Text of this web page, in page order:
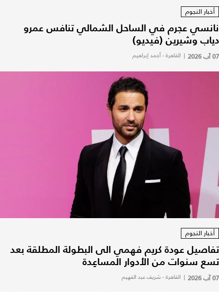
أخبار النجوم
نانسي عجرم في الساحل الشمالي تنافس عمرو
دياب وشيرين (فيديو)
07 آب 2026 | القاهرة - أحمد إبراهيم
أخبار النجوم
تفاصيل عودة كريم فهمي الى البطولة المطلقة بعد
تسع سنوات من الأدوار المساعِدة
07 آب 2026 | القاهرة - شريف عبد الفهيم